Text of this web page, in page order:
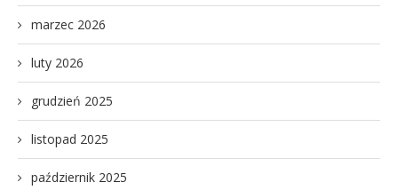
marzec 2026
luty 2026
grudzień 2025
listopad 2025
październik 2025